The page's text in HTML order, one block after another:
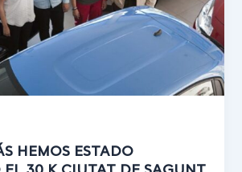
HEMOS ESTADO